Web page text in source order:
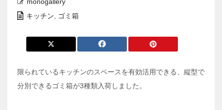
キッチン
ゴミ箱
限られているキッチンのスペースを有効活用できる、縦型で
分別できるゴミ箱が3種類入荷しました。